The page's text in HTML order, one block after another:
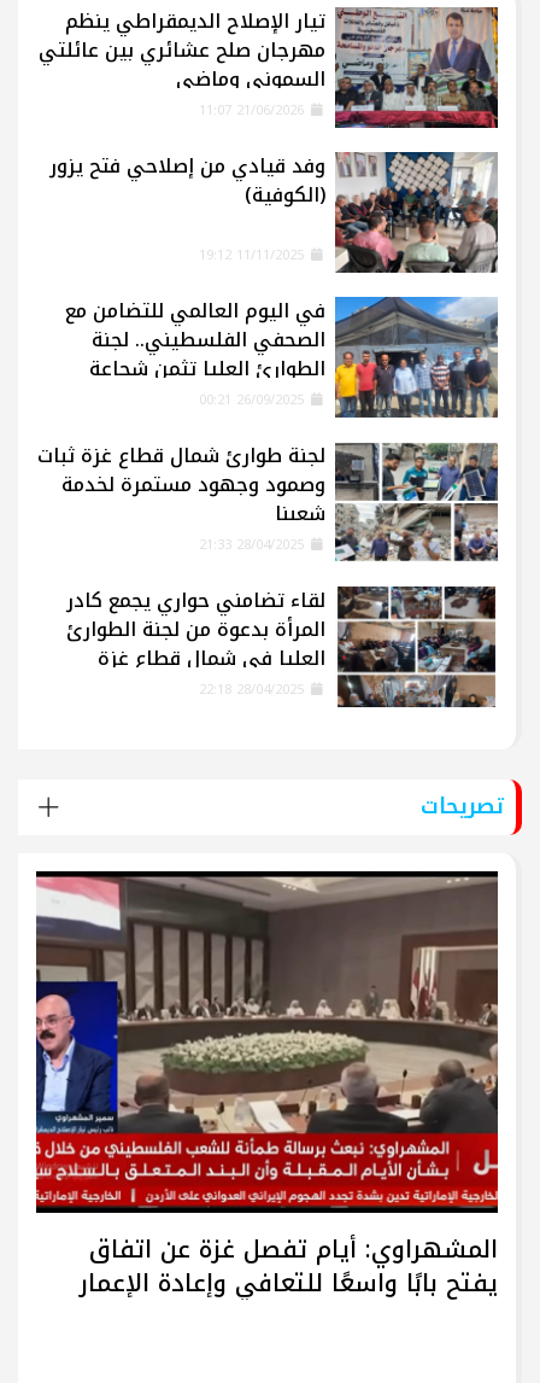
تيار الإصلاح الديمقراطي ينظم
مهرجان صلح عشائري بين عائلتي
السموني وماضي
وفد قيادي من إصلاحي فتح يزور
(الكوفية)
في اليوم العالمي للتضامن مع
الصحفي الفلسطيني.. لجنة
الطوارئ العليا تثمن شجاعة
الإعلاميين في غزة
لجنة طوارئ شمال قطاع غزة ثبات
وصمود وجهود مستمرة لخدمة
شعبنا
لقاء تضامني حواري يجمع كادر
المرأة بدعوة من لجنة الطوارئ
العليا في شمال قطاع غزة
تصريحات
المشهراوي: أيام تفصل غزة عن اتفاق
يفتح بابًا واسعًا للتعافي وإعادة الإعمار